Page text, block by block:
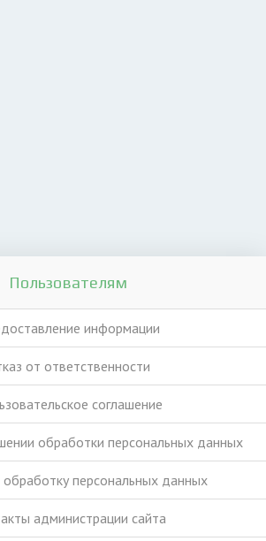
Пользователям
информации
от ответственности
соглашение
обработки персональных данных
обработку персональных данных
администрации сайта